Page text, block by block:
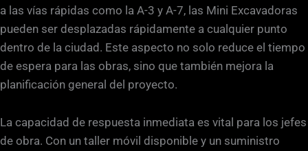
a las vías rápidas como la A-3 y A-7, las Mini Excavadoras
pueden ser desplazadas rápidamente a cualquier punto
dentro de la ciudad. Este aspecto no solo reduce el tiempo
de espera para las obras, sino que también mejora la
planificación general del proyecto.
La capacidad de respuesta inmediata es vital para los jefes
de obra. Con un taller móvil disponible y un suministro